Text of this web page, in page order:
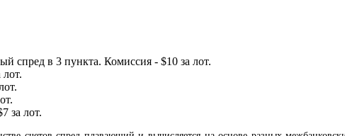
спред в 3 пункта. Комиссия - $10 за лот.
за лот.